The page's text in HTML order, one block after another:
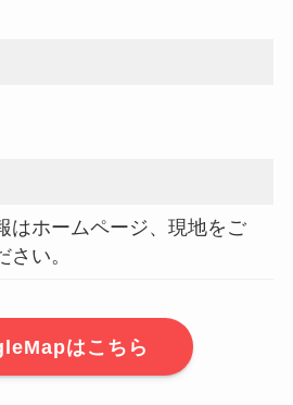
はホームページ、現地をご
さい。
はこちら